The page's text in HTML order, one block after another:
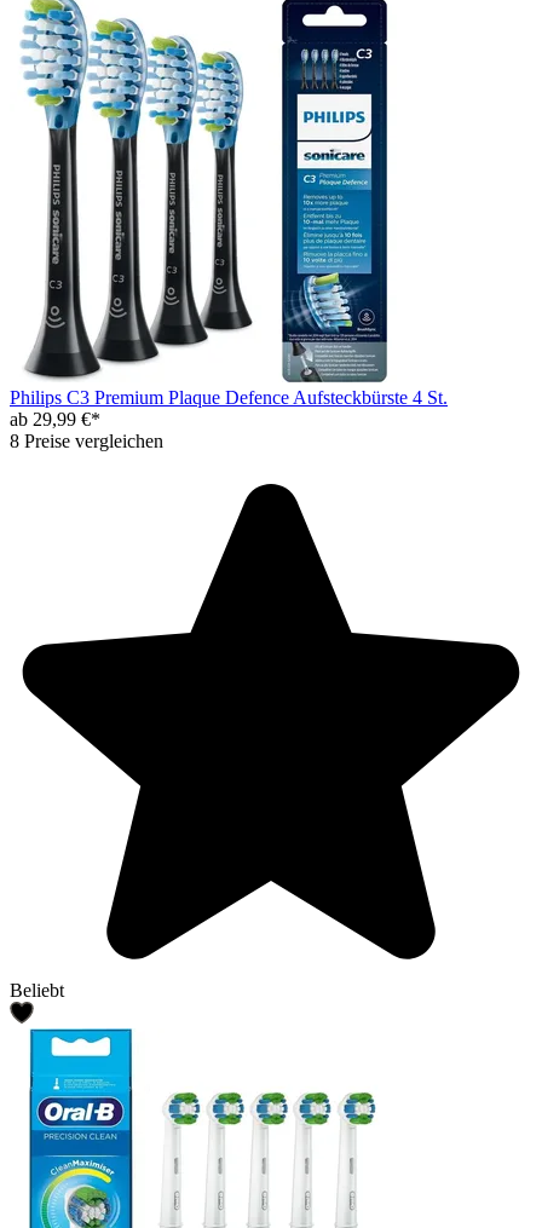
Philips C3 Premium Plaque Defence Aufsteckbürste 4 St.
ab 29,99 €*
8 Preise vergleichen
Beliebt